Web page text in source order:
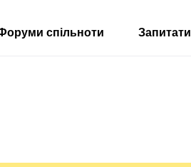
спільноти Запитати